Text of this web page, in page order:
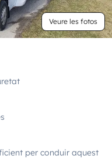
Veure les fotos
per conduir aquest